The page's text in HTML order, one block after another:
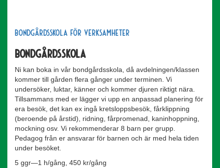
Bondgårdsskola för verksamheter
Bondgårdsskola
Ni kan boka in vår bondgårdsskola, då avdelningen/klassen
kommer till gården flera gånger under terminen. Vi
undersöker, luktar, känner och kommer djuren riktigt nära.
Tillsammans med er lägger vi upp en anpassad planering för
era besök, det kan ex ingå kretsloppsbesök, fårklippning
(beroende på årstid), ridning, fårpromenad, kaninhoppning,
mockning osv. Vi rekommenderar 8 barn per grupp.
Pedagog från er ansvarar för barnen och är med hela tiden
under besöket.
5 ggr—1 h/gång, 450 kr/gång